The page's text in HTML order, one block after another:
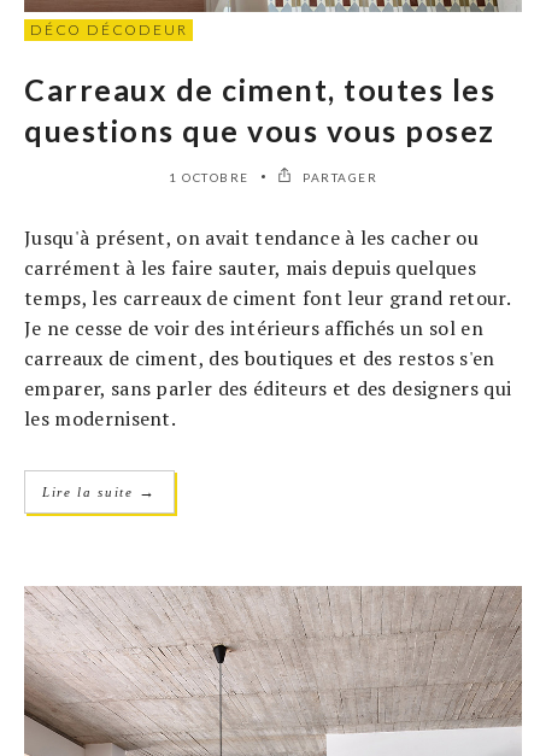
DÉCO DÉCODEUR
Carreaux de ciment, toutes les
questions que vous vous posez
1 OCTOBRE PARTAGER
Jusqu'à présent, on avait tendance à les cacher ou
carrément à les faire sauter, mais depuis quelques
temps, les carreaux de ciment font leur grand retour.
Je ne cesse de voir des intérieurs affichés un sol en
carreaux de ciment, des boutiques et des restos s'en
emparer, sans parler des éditeurs et des designers qui
les modernisent.
Lire la suite →